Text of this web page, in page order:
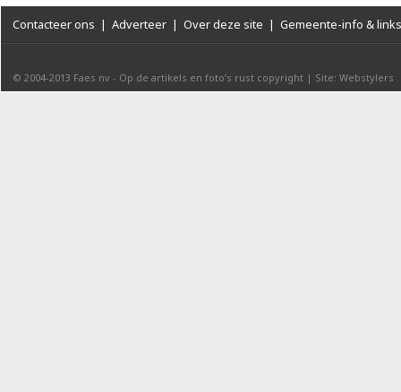
Contacteer ons | Adverteer | Over deze site | Gemeente-info & links
© 2004-2013 Faes nv - Op de artikels en foto’s rust copyright | Site: Webstylers